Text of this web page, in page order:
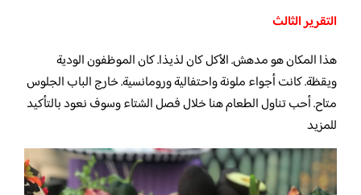
التقرير الثالث
هذا المكان هو مدهش. الأكل كان لذيذا. كان الموظفون الودية
ويقظة. كانت أجواء ملونة واحتفالية ورومانسية. خارج الباب الجلوس
متاح. أحب تناول الطعام هنا خلال فصل الشتاء وسوف نعود بالتأكيد
للمزيد